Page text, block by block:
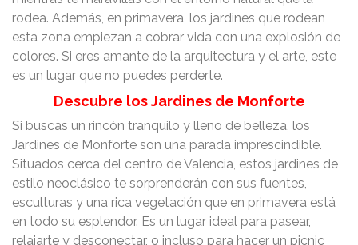
rodea. Además, en primavera, los jardines que rodean
esta zona empiezan a cobrar vida con una explosión de
colores. Si eres amante de la arquitectura y el arte, este
es un lugar que no puedes perderte.
Descubre los Jardines de Monforte
Si buscas un rincón tranquilo y lleno de belleza, los
Jardines de Monforte son una parada imprescindible.
Situados cerca del centro de Valencia, estos jardines de
estilo neoclásico te sorprenderán con sus fuentes,
esculturas y una rica vegetación que en primavera está
en todo su esplendor. Es un lugar ideal para pasear,
relajarte y desconectar, o incluso para hacer un picnic